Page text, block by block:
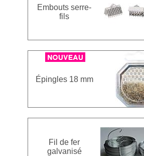
Embouts serre-
fils
Épingles 18 mm
Fil de fer
galvanisé